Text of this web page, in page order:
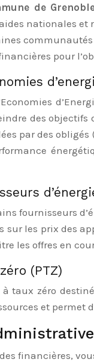
de
nationales et
pour
des
par des
fournisseurs
sur les prix des
les offres en
(PTZ)
à taux zéro
et permet
financières,